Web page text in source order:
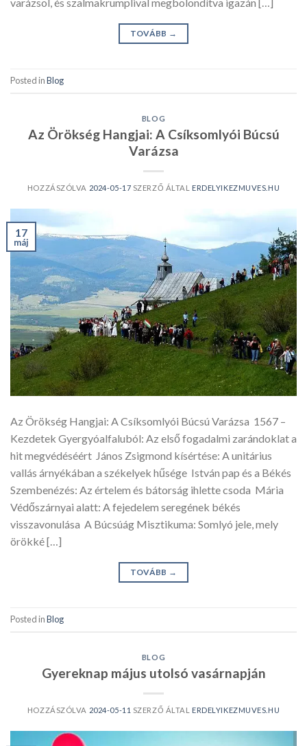
TOVÁBB →
Posted inBlog
BLOG
Az Örökség Hangjai: A Csíksomlyói Búcsú
Varázsa
HOZZÁSZÓLVA 2024-05-17 SZERZŐ ÁLTAL ERDELYIKEZMUVES.HU
17
máj
Az Örökség Hangjai: A Csíksomlyói Búcsú Varázsa 1567 –
Kezdetek Gyergyóalfaluból: Az első fogadalmi zarándoklat a
hit megvédéséért János Zsigmond kísértése: A unitárius
vallás árnyékában a székelyek hűsége István pap és a Békés
Szembenézés: Az értelem és bátorság ihlette csoda Mária
Védőszárnyai alatt: A fejedelem seregének békés
visszavonulása A Búcsúág Misztikuma: Somlyó jele, mely
örökké […]
TOVÁBB →
Posted inBlog
BLOG
Gyereknap május utolsó vasárnapján
HOZZÁSZÓLVA 2024-05-11 SZERZŐ ÁLTAL ERDELYIKEZMUVES.HU